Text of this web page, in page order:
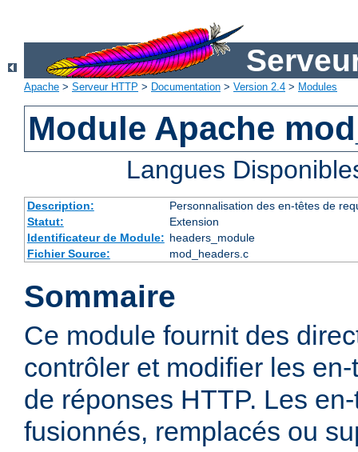
Apache > Serveur HTTP > Documentation > Version 2.4 > Modules
Module Apache
Langues
Description:
Personnalisation des en-têtes de
Statut:
Extension
Identificateur de Module: headers_module
Fichier Source:
mod_headers.c
Sommaire
Ce module fournit des
contrôler et modifier les
de réponses HTTP. Les
fusionnés, remplacés ou